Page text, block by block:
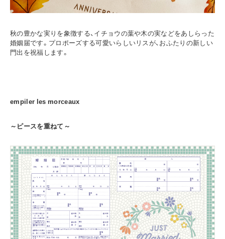
秋の豊かな実りを象徴する、イチョウの葉や木の実などをあしらった
婚姻届です。プロポーズする可愛いらしいリスが、おふたりの新しい
門出を祝福します。
empiler les morceaux
～ピースを重ねて～